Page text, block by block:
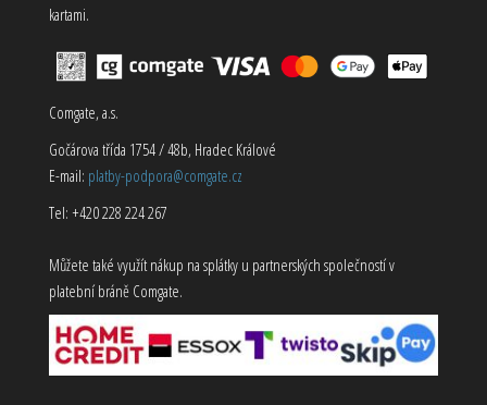
kartami.
Comgate, a.s.
Gočárova třída 1754 / 48b, Hradec Králové
E-mail: platby-podpora@comgate.cz
Tel: +420 228 224 267
Můžete také využít nákup na splátky u partnerských společností v
platební bráně Comgate.